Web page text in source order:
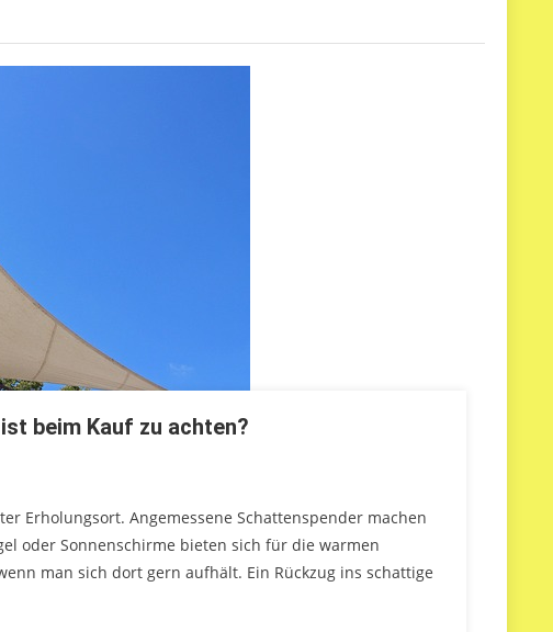
beim Kauf zu achten?
Erholungsort. Angemessene Schattenspender machen
oder Sonnenschirme bieten sich für die warmen
man sich dort gern aufhält. Ein Rückzug ins schattige